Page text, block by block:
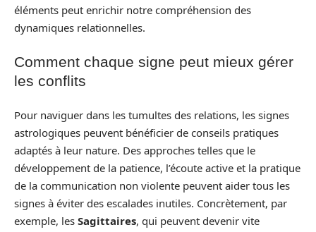
éléments peut enrichir notre compréhension des
dynamiques relationnelles.
Comment chaque signe peut mieux gérer
les conflits
Pour naviguer dans les tumultes des relations, les signes
astrologiques peuvent bénéficier de conseils pratiques
adaptés à leur nature. Des approches telles que le
développement de la patience, l’écoute active et la pratique
de la communication non violente peuvent aider tous les
signes à éviter des escalades inutiles. Concrètement, par
exemple, les Sagittaires, qui peuvent devenir vite